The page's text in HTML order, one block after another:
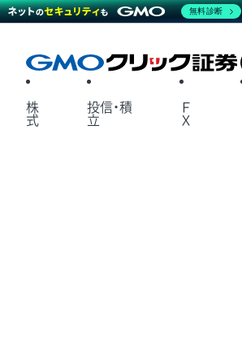
株
式
投信・積
立
Ｆ
Ｘ
無料診断